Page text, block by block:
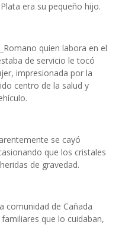
era su pequeño hijo.
quien labora en el
de servicio le tocó
impresionada por la
centro de la salud y
se cayó
que los cristales
de gravedad.
comunidad de Cañada
que lo cuidaban,